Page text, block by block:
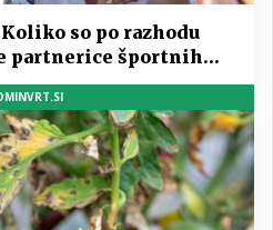
so po razhodu
partnerice športnih